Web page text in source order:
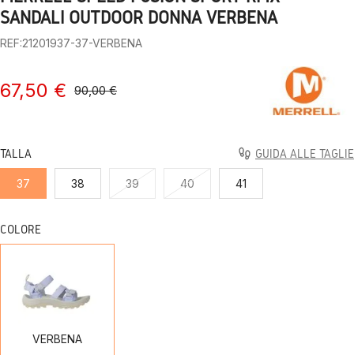
SANDALI OUTDOOR DONNA VERBENA
REF:21201937-37-VERBENA
67,50 € 90,00 €
TALLA GUIDA ALLE TAGLIE
37 38 39 40 41
COLORE
VERBENA